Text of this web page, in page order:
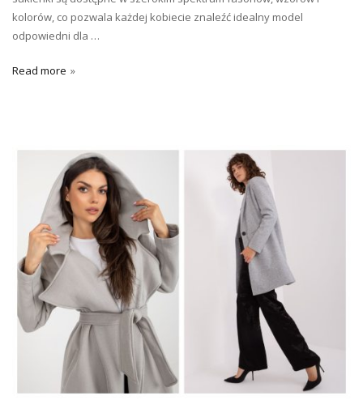
kolorów, co pozwala każdej kobiecie znaleźć idealny model
odpowiedni dla …
Read more